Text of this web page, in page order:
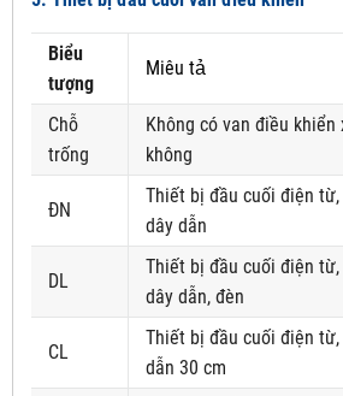
Biểu
tượng
Miêu tả
Chỗ
trống
Không có van điều khiển
không
ĐN
Thiết bị đầu cuối điện
dây dẫn
DL
Thiết bị đầu cuối điện
dây dẫn, đèn
CL
Thiết bị đầu cuối điện
dẫn 30 cm